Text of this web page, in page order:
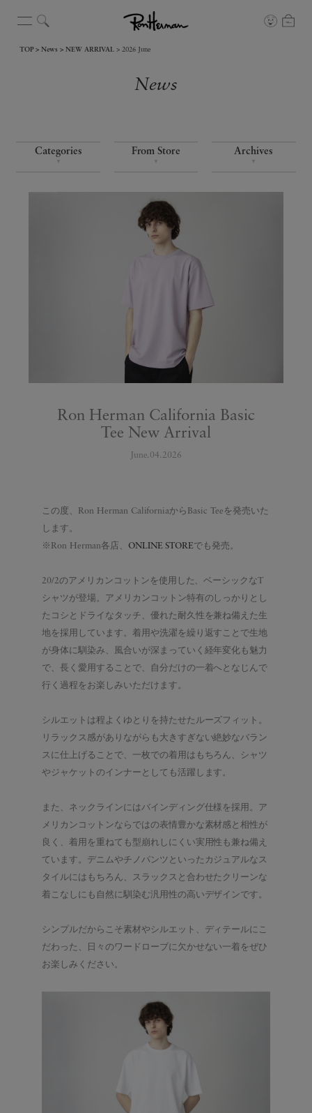
TOP News NEW ARRIVAL 2026 June
News
Categories
▼
From Store
▼
Archives
▼
Ron Herman California Basic
Tee New Arrival
June.04.2026
この度、Ron Herman CaliforniaからBasic Teeを発売いた
します。
※Ron Herman各店、 ONLINE STOREでも発売。
20/2のアメリカンコットンを使用した、ベーシックなT
シャツが登場。アメリカンコットン特有のしっかりとし
たコシとドライなタッチ、優れた耐久性を兼ね備えた生
地を採用しています。着用や洗濯を繰り返すことで生地
が身体に馴染み、風合いが深まっていく経年変化も魅力
で、長く愛用することで、自分だけの一着へとなじんで
行く過程をお楽しみいただけます。
シルエットは程よくゆとりを持たせたルーズフィット。
リラックス感がありながらも大きすぎない絶妙なバラン
スに仕上げることで、一枚での着用はもちろん、シャツ
やジャケットのインナーとしても活躍します。
また、ネックラインにはバインディング仕様を採用。ア
メリカンコットンならではの表情豊かな素材感と相性が
良く、着用を重ねても型崩れしにくい実用性も兼ね備え
ています。デニムやチノパンツといったカジュアルなス
タイルにはもちろん、スラックスと合わせたクリーンな
着こなしにも自然に馴染む汎用性の高いデザインです。
シンプルだからこそ素材やシルエット、ディテールにこ
だわった、日々のワードローブに欠かせない一着をぜひ
お楽しみください。